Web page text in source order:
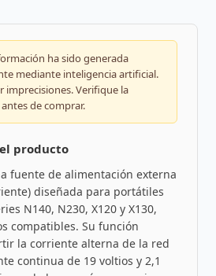
ha sido generada
mediante inteligencia artificial.
imprecisiones. Verifique la
de comprar.
producto
fuente de alimentación externa
diseñada para portátiles
N140, N230, X120 y X130,
compatibles. Su función
la corriente alterna de la red
continua de 19 voltios y 2,1